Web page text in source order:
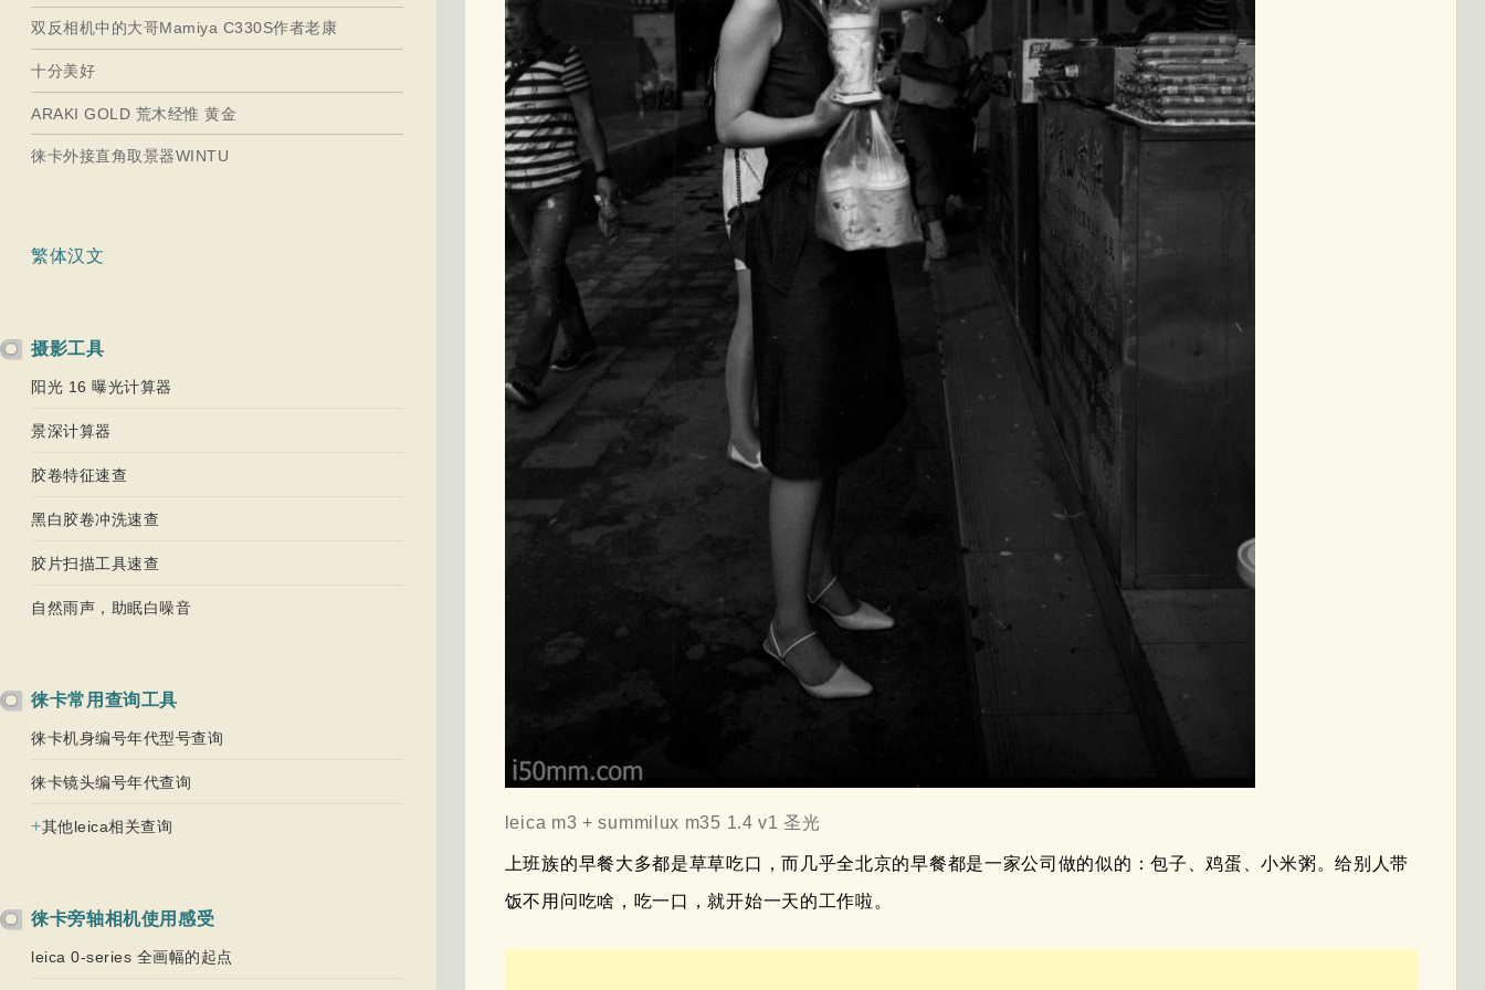
双反相机中的大哥Mamiya C330S作者老康
十分美好
ARAKI GOLD 荒木经惟 黄金
徕卡外接直角取景器WINTU
繁体汉文
摄影工具
阳光 16 曝光计算器
景深计算器
胶卷特征速查
黑白胶卷冲洗速查
胶片扫描工具速查
自然雨声，助眠白噪音
徕卡常用查询工具
徕卡机身编号年代型号查询
徕卡镜头编号年代查询
+其他leica相关查询
徕卡旁轴相机使用感受
leica 0-series 全画幅的起点
leica m3 + summilux m35 1.4 v1 圣光
上班族的早餐大多都是草草吃口，而几乎全北京的早餐都是一家公司做的似的：包子、鸡蛋、小米粥。给别人带
饭不用问吃啥，吃一口，就开始一天的工作啦。